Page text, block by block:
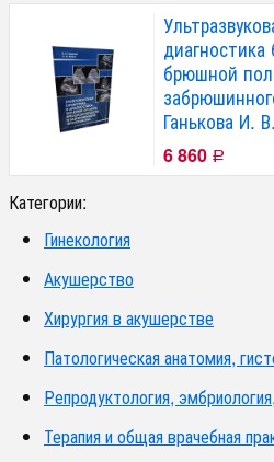
диагностика
брюшной
Ганькова И.
6 860 Р
Категории:
Гинекология
Акушерство
Хирургия в акушерстве
Патологическая анатомия,
Репродуктология,
Терапия и общая врачебная